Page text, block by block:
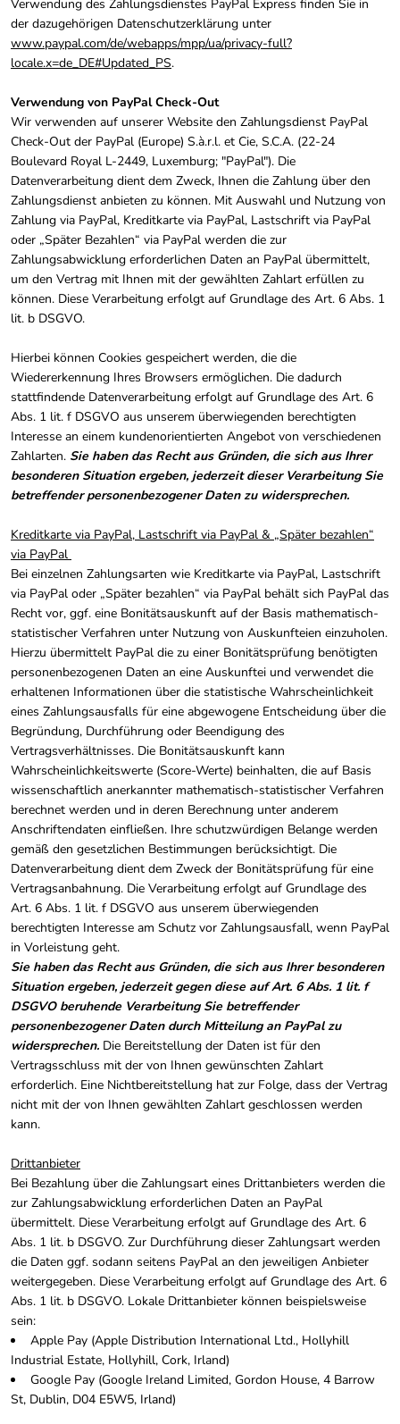
Verwendung des Zahlungsdienstes PayPal Express finden Sie in
der dazugehörigen Datenschutzerklärung unter
www.paypal.com/de/webapps/mpp/ua/privacy-full?
locale.x=de_DE#Updated_PS.
Verwendung von PayPal Check-Out
Wir verwenden auf unserer Website den Zahlungsdienst PayPal
Check-Out der PayPal (Europe) S.à.r.l. et Cie, S.C.A. (22-24
Boulevard Royal L-2449, Luxemburg; "PayPal"). Die
Datenverarbeitung dient dem Zweck, Ihnen die Zahlung über den
Zahlungsdienst anbieten zu können. Mit Auswahl und Nutzung von
Zahlung via PayPal, Kreditkarte via PayPal, Lastschrift via PayPal
oder „Später Bezahlen“ via PayPal werden die zur
Zahlungsabwicklung erforderlichen Daten an PayPal übermittelt,
um den Vertrag mit Ihnen mit der gewählten Zahlart erfüllen zu
können. Diese Verarbeitung erfolgt auf Grundlage des Art. 6 Abs. 1
lit. b DSGVO.
Hierbei können Cookies gespeichert werden, die die
Wiedererkennung Ihres Browsers ermöglichen. Die dadurch
stattfindende Datenverarbeitung erfolgt auf Grundlage des Art. 6
Abs. 1 lit. f DSGVO aus unserem überwiegenden berechtigten
Interesse an einem kundenorientierten Angebot von verschiedenen
Zahlarten. Sie haben das Recht aus Gründen, die sich aus Ihrer
besonderen Situation ergeben, jederzeit dieser Verarbeitung Sie
betreffender personenbezogener Daten zu widersprechen.
Kreditkarte via PayPal, Lastschrift via PayPal & „Später bezahlen“
via PayPal
Bei einzelnen Zahlungsarten wie Kreditkarte via PayPal, Lastschrift
via PayPal oder „Später bezahlen“ via PayPal behält sich PayPal das
Recht vor, ggf. eine Bonitätsauskunft auf der Basis mathematisch-
statistischer Verfahren unter Nutzung von Auskunfteien einzuholen.
Hierzu übermittelt PayPal die zu einer Bonitätsprüfung benötigten
personenbezogenen Daten an eine Auskunftei und verwendet die
erhaltenen Informationen über die statistische Wahrscheinlichkeit
eines Zahlungsausfalls für eine abgewogene Entscheidung über die
Begründung, Durchführung oder Beendigung des
Vertragsverhältnisses. Die Bonitätsauskunft kann
Wahrscheinlichkeitswerte (Score-Werte) beinhalten, die auf Basis
wissenschaftlich anerkannter mathematisch-statistischer Verfahren
berechnet werden und in deren Berechnung unter anderem
Anschriftendaten einfließen. Ihre schutzwürdigen Belange werden
gemäß den gesetzlichen Bestimmungen berücksichtigt. Die
Datenverarbeitung dient dem Zweck der Bonitätsprüfung für eine
Vertragsanbahnung. Die Verarbeitung erfolgt auf Grundlage des
Art. 6 Abs. 1 lit. f DSGVO aus unserem überwiegenden
berechtigten Interesse am Schutz vor Zahlungsausfall, wenn PayPal
in Vorleistung geht.
Sie haben das Recht aus Gründen, die sich aus Ihrer besonderen
Situation ergeben, jederzeit gegen diese auf Art. 6 Abs. 1 lit. f
DSGVO beruhende Verarbeitung Sie betreffender
personenbezogener Daten durch Mitteilung an PayPal zu
widersprechen. Die Bereitstellung der Daten ist für den
Vertragsschluss mit der von Ihnen gewünschten Zahlart
erforderlich. Eine Nichtbereitstellung hat zur Folge, dass der Vertrag
nicht mit der von Ihnen gewählten Zahlart geschlossen werden
kann.
Drittanbieter
Bei Bezahlung über die Zahlungsart eines Drittanbieters werden die
zur Zahlungsabwicklung erforderlichen Daten an PayPal
übermittelt. Diese Verarbeitung erfolgt auf Grundlage des Art. 6
Abs. 1 lit. b DSGVO. Zur Durchführung dieser Zahlungsart werden
die Daten ggf. sodann seitens PayPal an den jeweiligen Anbieter
weitergegeben. Diese Verarbeitung erfolgt auf Grundlage des Art. 6
Abs. 1 lit. b DSGVO. Lokale Drittanbieter können beispielsweise
sein:
Apple Pay (Apple Distribution International Ltd., Hollyhill
Industrial Estate, Hollyhill, Cork, Irland)
Google Pay (Google Ireland Limited, Gordon House, 4 Barrow
St, Dublin, D04 E5W5, Irland)